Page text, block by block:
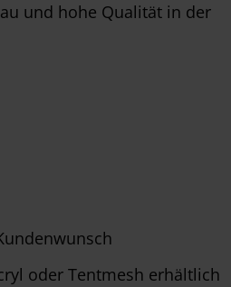
und hohe Qualität in der
oder Tentmesh erhältlich